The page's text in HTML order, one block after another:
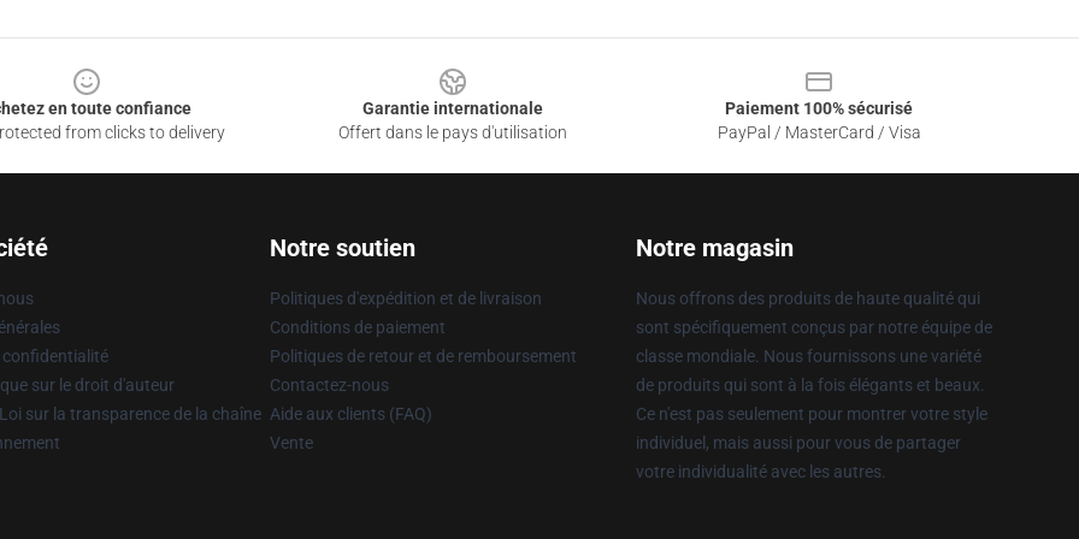
en toute confiance
from clicks to delivery
Garantie internationale
Offert dans le pays d'utilisation
Paiement 100% sécurisé
PayPal / MasterCard / Visa
confidentialité
sur le droit d'auteur
sur la transparence de la chaîne
Notre soutien
Politiques d'expédition et de livraison
Conditions de paiement
Politiques de retour et de remboursement
Contactez-nous
Aide aux clients (FAQ)
Vente
Notre magasin
Nous offrons des produits de haute qualité qui
sont spécifiquement conçus par notre équipe de
classe mondiale. Nous fournissons une variété
de produits qui sont à la fois élégants et beaux.
Ce n'est pas seulement pour montrer votre style
individuel, mais aussi pour vous de partager
votre individualité avec les autres.